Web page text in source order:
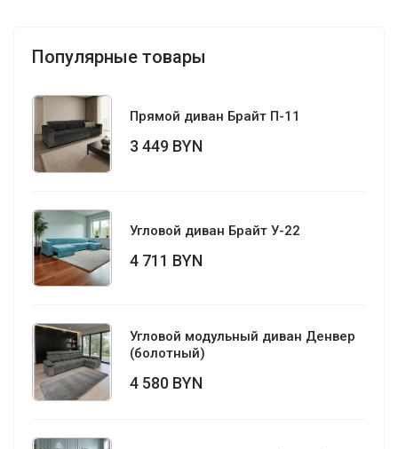
Популярные товары
Прямой диван Брайт П-11
3 449 BYN
Угловой диван Брайт У-22
4 711 BYN
Угловой модульный диван Денвер
(болотный)
4 580 BYN